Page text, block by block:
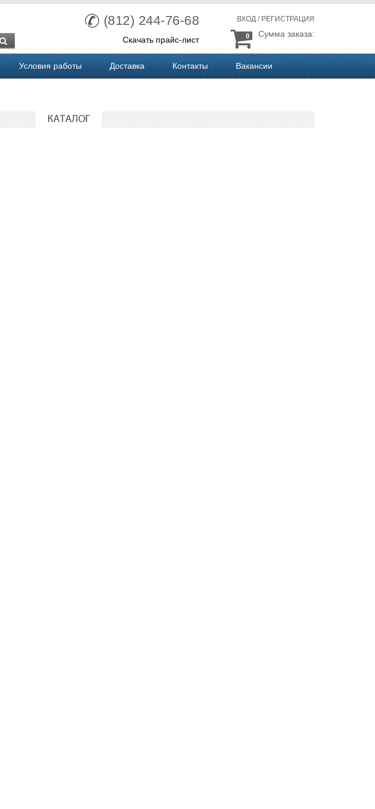
(812) 244-76-68
Скачать прайс-лист
ВХОД / РЕГИСТРАЦИЯ
Сумма заказа:
0
Условия работы Доставка Контакты Вакансии
КАТАЛОГ